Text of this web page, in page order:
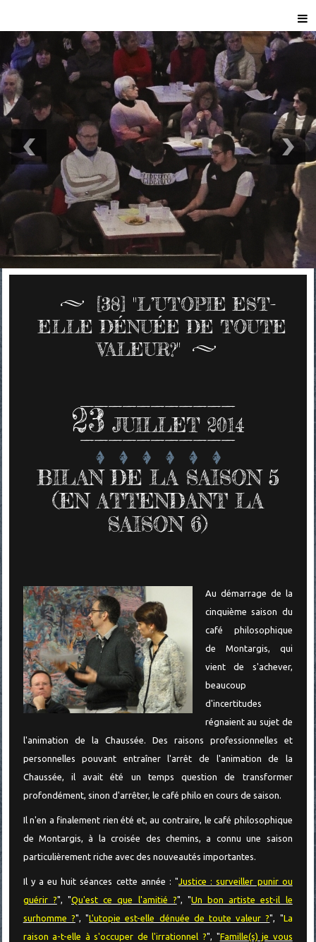
[38] "L’UTOPIE EST-
ELLE DÉNUÉE DE TOUTE
VALEUR?"
23 JUILLET 2014
BILAN DE LA SAISON 5
(EN ATTENDANT LA
SAISON 6)
Au démarrage de la
cinquième saison du
café philosophique
de Montargis, qui
vient de s'achever,
beaucoup
d'incertitudes
régnaient au sujet de
l'animation de la Chaussée. Des raisons professionnelles et
personnelles pouvant entraîner l'arrêt de l'animation de la
Chaussée, il avait été un temps question de transformer
profondément, sinon d'arrêter, le café philo en cours de saison.
Il n'en a finalement rien été et, au contraire, le café philosophique
de Montargis, à la croisée des chemins, a connu une saison
particulièrement riche avec des nouveautés importantes.
Il y a eu huit séances cette année : "Justice : surveiller punir ou
guérir ?", "Qu'est ce que l'amitié ?", "Un bon artiste est-il le
surhomme ?", "L'utopie est-elle dénuée de toute valeur ?", "La
raison a-t-elle à s'occuper de l'irrationnel ?", "Famille(s) je vous